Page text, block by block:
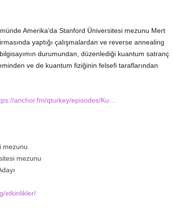
Amerika’da Stanford Üniversitesi mezunu Mert
yaptığı çalışmalardan ve reverse annealing
durumundan, düzenlediği kuantum satranç
ve de kuantum fiziğinin felsefi taraflarından
anchor.fm/qturkey/episodes/Ku…
mezunu
mezunu
etkinlikler/